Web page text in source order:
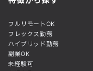
フルリモートOK
フレックス勤務
ハイブリッド勤務
副業OK
未経験可